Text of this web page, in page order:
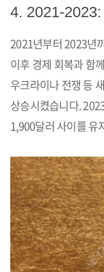
4. 2021-
2021년부터 2023년
이후 경제 회복과 함
우크라이나 전쟁 등
상승시켰습니다.
1,900달러 사이를 유